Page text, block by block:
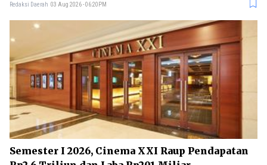
Redaksi Daerah 03 Aug 2026 - 06:20PM
Semester I 2026, Cinema XXI Raup Pendapatan